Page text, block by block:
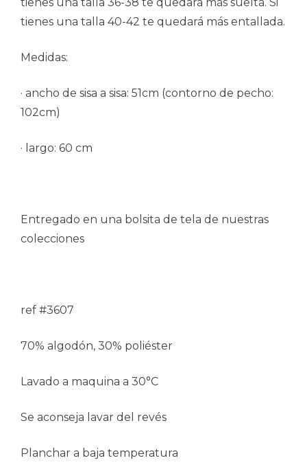
tienes una talla 40-42 te quedará más entallada.
Medidas:
· ancho de sisa a sisa: 51cm (contorno de pecho:
102cm)
· largo: 60 cm
Entregado en una bolsita de tela de nuestras
colecciones
ref #3607
70% algodón, 30% poliéster
Lavado a maquina a 30°C
Se aconseja lavar del revés
Planchar a baja temperatura